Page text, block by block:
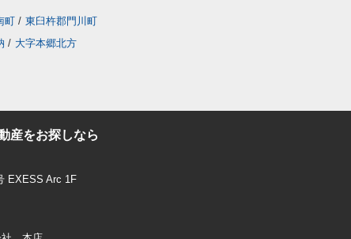
町 / 東臼杵郡門川町
/ 大字本郷北方
産をお探しなら
EXESS Arc 1F